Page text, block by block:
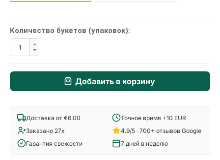
Количество букетов (упаковок):
Добавить в корзину
Доставка от €6.00
Точное время +10 EUR
Заказано 27x
4.9/5 · 700+ отзывов Google
Гарантия свежести
7 дней в неделю